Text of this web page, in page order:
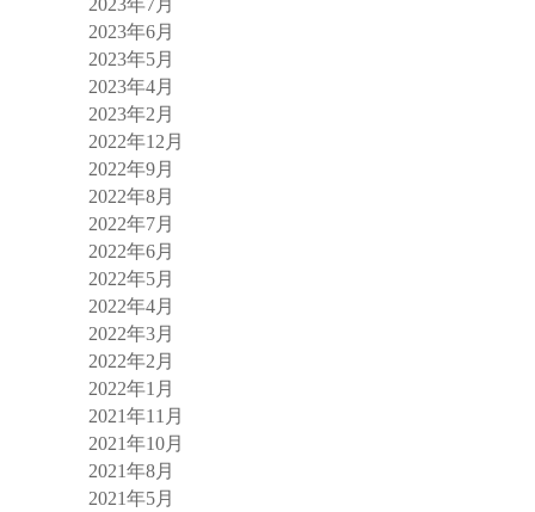
2023年6月
2023年5月
2023年4月
2023年2月
2022年12月
2022年9月
2022年8月
2022年7月
2022年6月
2022年5月
2022年4月
2022年3月
2022年2月
2022年1月
2021年11月
2021年10月
2021年8月
2021年5月